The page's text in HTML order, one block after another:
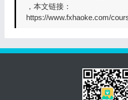
，本文链接：
https://www.fxhaoke.com/